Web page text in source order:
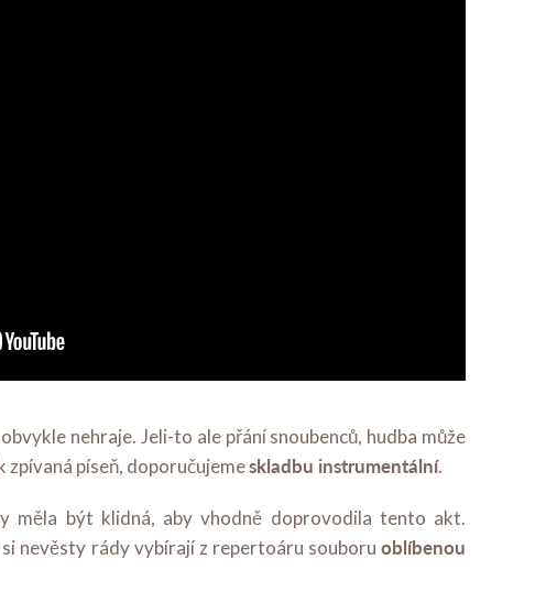
nehraje. Jeli-to ale přání snoubenců, hudba může
zpívaná píseň, doporučujemeskladbu instrumentální.
měla být klidná, aby vhodně doprovodila tento akt.
nevěsty rády vybírají z repertoáru souboru oblíbenou